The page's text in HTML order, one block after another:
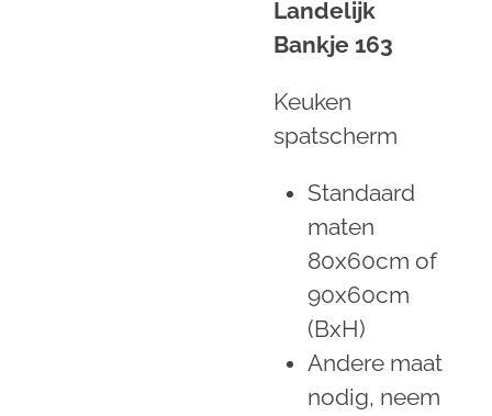
Landelijk
Bankje 163
Keuken
spatscherm
Standaard
maten
80x60cm of
90x60cm
(BxH)
Andere maat
nodig, neem